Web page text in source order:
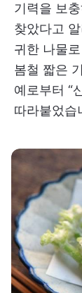
기력을 보
찾았다고
귀한 나물
봄철 짧은
예로부터 “
따라붙었습